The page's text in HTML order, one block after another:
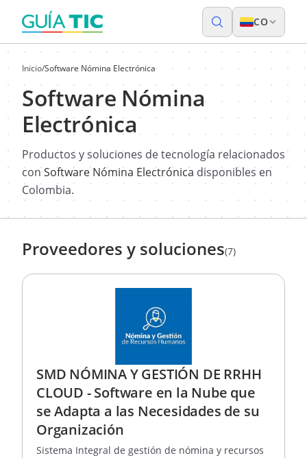
CO
Inicio/Software Nómina Electrónica
Software Nómina
Electrónica
Productos y soluciones de tecnología relacionados
conSoftware Nómina Electrónica disponibles en
Colombia.
Proveedores y soluciones(7)
SMD NÓMINA Y GESTIÓN DE RRHH
CLOUD - Software en la Nube que
se Adapta a las Necesidades de su
Organización
Sistema Integral de gestión de nómina y recursos